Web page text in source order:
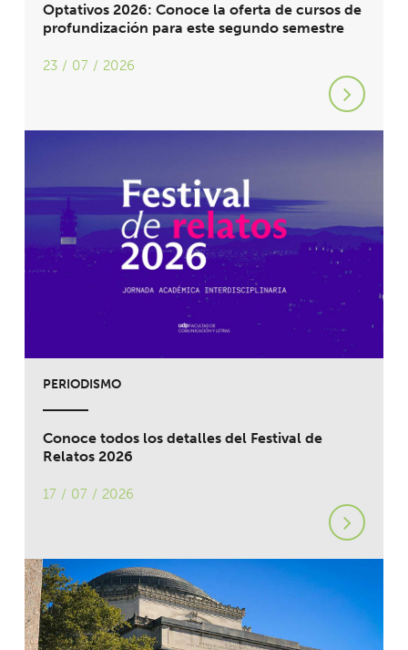
Optativos 2026: Conoce la oferta de cursos de
profundización para este segundo semestre
23 / 07 / 2026
PERIODISMO
Conoce todos los detalles del Festival de
Relatos 2026
17 / 07 / 2026